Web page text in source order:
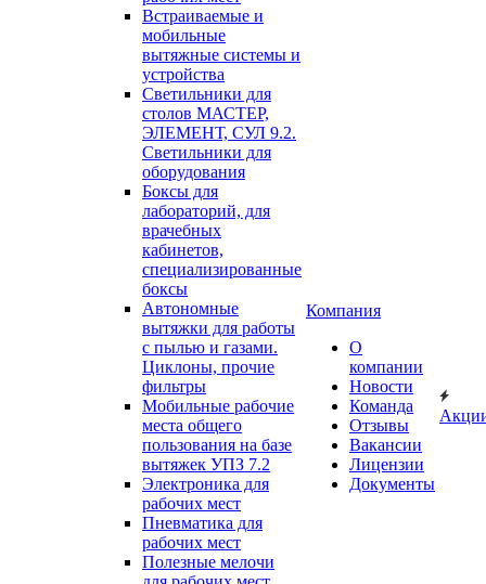
Встраиваемые и
мобильные
вытяжные системы и
устройства
Светильники для
столов МАСТЕР,
ЭЛЕМЕНТ, СУЛ 9.2.
Светильники для
оборудования
Боксы для
лабораторий, для
врачебных
кабинетов,
специализированные
боксы
Автономные
вытяжки для работы
с пылью и газами.
Циклоны, прочие
фильтры
Мобильные рабочие
места общего
пользования на базе
вытяжек УПЗ 7.2
Электроника для
рабочих мест
Пневматика для
рабочих мест
Полезные мелочи
Компания
О
компании
Новости
Команда
Отзывы
Вакансии
Лицензии
Документы